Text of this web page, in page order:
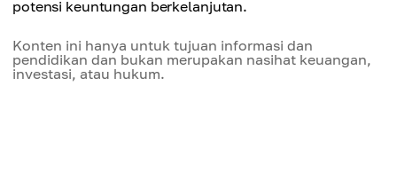
potensi keuntungan berkelanjutan.
Konten ini hanya untuk tujuan informasi dan
pendidikan dan bukan merupakan nasihat keuangan,
investasi, atau hukum.